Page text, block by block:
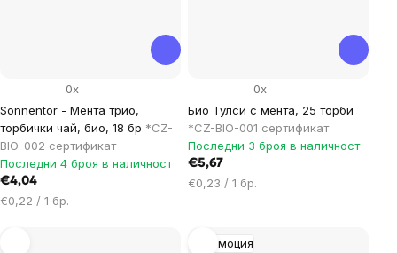
Sonnentor - Мента трио,
торбички чай, био, 18 бр *CZ-
BIO-002 сертификат
0x
Последни 4 броя в наличност
€4,04
Цена
€0,22 / 1 бр.
Био Тулси с мента, 25 торби
*CZ-BIO-001 сертификат
0x
Последни 3 броя в наличност
€5,67
Цена
€0,23 / 1 бр.
Промоция